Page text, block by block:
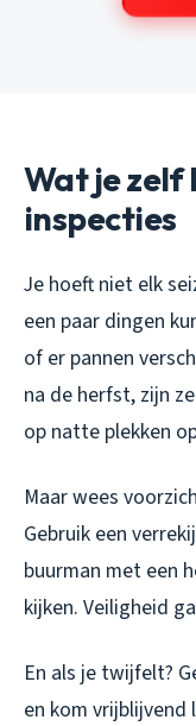
Wat je zelf
inspecties
Je hoeft niet elk
een paar dingen
of er pannen
na de herfst, zijn
op natte plekken
Maar wees
Gebruik een
buurman met een
kijken. Veiligheid
En als je twijfelt?
en kom vrijblijvend